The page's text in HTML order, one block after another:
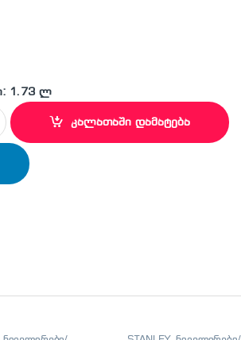
1.73 ლ
ხის საჭრისი ( 16 მმ) quantity
კალათაში დამატება